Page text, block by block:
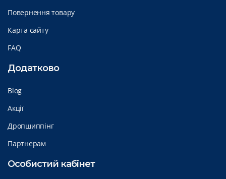
Повернення товару
Карта сайту
FAQ
Додатково
Blog
Акції
Дропшиппінг
Партнерам
Особистий кабінет